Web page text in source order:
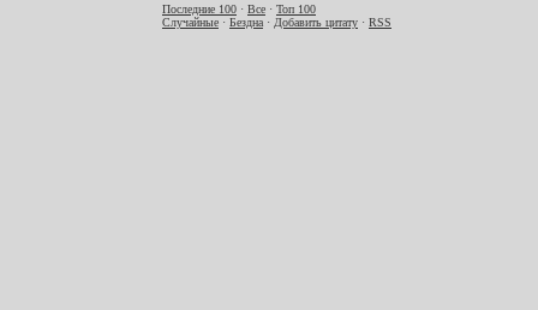
Последние 100 · Все · Топ 100
Случайные · Бездна · Добавить цитату · RSS